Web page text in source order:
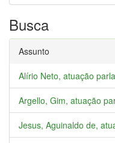
Busca
Assunto
Alírio Neto, atuação
Argello, Gim, atuação
Jesus, Aguinaldo de,